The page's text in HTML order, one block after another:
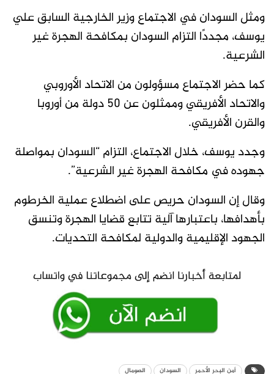
ومثل السودان في الاجتماع وزير الخارجية السابق علي
يوسف، مجددًا التزام السودان بمكافحة الهجرة غير
الشرعية.
كما حضر الاجتماع مسؤولون من الاتحاد الأوروبي
والاتحاد الأفريقي وممثلون عن 50 دولة من أوروبا
والقرن الأفريقي.
وجدد يوسف، خلال الاجتماع، التزام “السودان بمواصلة
جهوده في مكافحة الهجرة غير الشرعية”.
وقال إن السودان حريص على اضطلاع عملية الخرطوم
بأهدافها، باعتبارها آلية تتابع قضايا الهجرة وتنسق
الجهود الإقليمية والدولية لمكافحة التحديات.
أمن البحر الأحمر السودان الصومال